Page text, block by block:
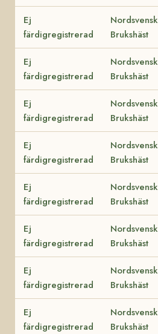
Ej
färdigregistrerad
Nordsvensk
Brukshäst
Ej
färdigregistrerad
Nordsvensk
Brukshäst
Ej
färdigregistrerad
Nordsvensk
Brukshäst
Ej
färdigregistrerad
Nordsvensk
Brukshäst
Ej
färdigregistrerad
Nordsvensk
Brukshäst
Ej
färdigregistrerad
Nordsvensk
Brukshäst
Ej
färdigregistrerad
Nordsvensk
Brukshäst
Ej
färdigregistrerad
Nordsvensk
Brukshäst